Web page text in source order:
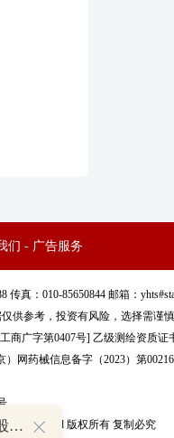
们 - 广告服务
真：010-85650844 邮箱：
供参考，投资有风险，选择需谨慎
商广字第0407号] 乙级测绘资质证
网药械信息备字（2023）第
Reserved 版权所有 复制必究
氧化铒年内价格大幅上涨 8月以来多数稀土概念股获资金加仓